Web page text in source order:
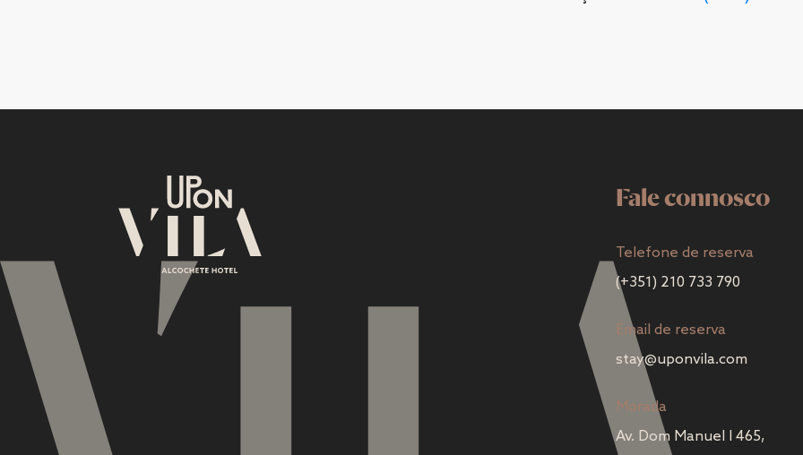
Fale connosco
Telefone de reserva
(+351) 210 733 790
Email de reserva
stay@uponvila.com
Morada
Av. Dom Manuel I 465,